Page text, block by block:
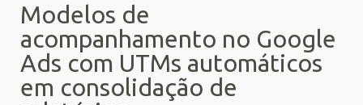
Modelos de
acompanhamento no Google
Ads com UTMs automáticos
em consolidação de